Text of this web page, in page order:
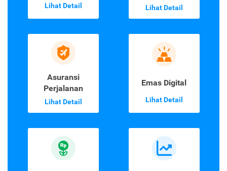
Lihat Detail Lihat Detail
Asuransi
Perjalanan
Lihat Detail
Emas Digital
Lihat Detail